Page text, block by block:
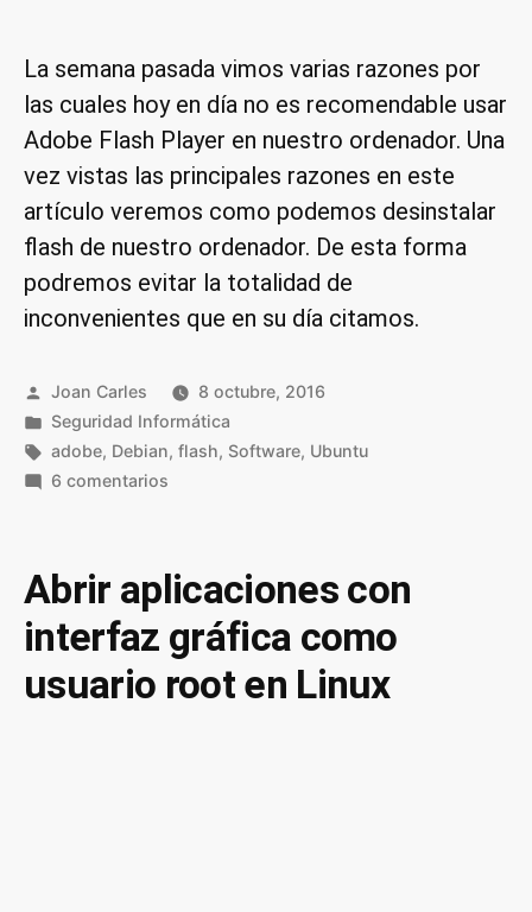
La semana pasada vimos varias razones por
las cuales hoy en día no es recomendable usar
Adobe Flash Player en nuestro ordenador. Una
vez vistas las principales razones en este
artículo veremos como podemos desinstalar
flash de nuestro ordenador. De esta forma
podremos evitar la totalidad de
inconvenientes que en su día citamos.
Publicado
por
Joan Carles
8 octubre, 2016
Publicado
en
Seguridad Informática
Etiquetas:
adobe, Debian,flash, Software, Ubuntu
6 comentarios
de
nuestro
ordenador
en
Abrir aplicaciones con
interfaz gráfica como
usuario root en Linux